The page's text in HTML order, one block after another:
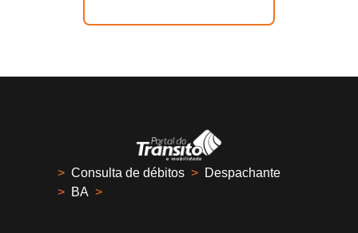
> Consulta de débitos > Despachante
> BA >